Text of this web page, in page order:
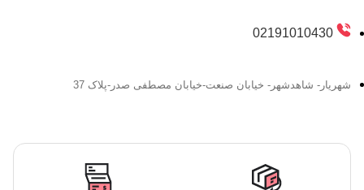
02191010430
شهریار- شاهدشهر- خیابان صنعت-خیابان مصطفی صدر-پلاک 37